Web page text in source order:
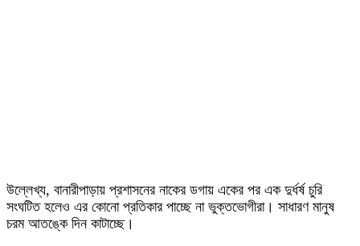
উল্লেখ্য, বানারীপাড়ায় প্রশাসনের নাকের ডগায় একের পর এক দুর্ধর্ষ চুরি
সংঘটিত হলেও এর কোনো প্রতিকার পাচ্ছে না ভুক্তভোগীরা। সাধারণ মানুষ
চরম আতঙ্কে দিন কাটাচ্ছে।